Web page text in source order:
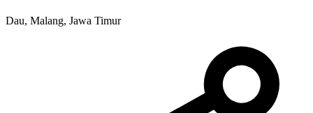
Dau, Malang, Jawa Timur